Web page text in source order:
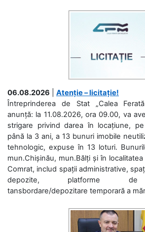
06.08.2026
Atenție – licitație!
Întreprinderea de Stat „Calea
anunță: la 11.08.2026, ora 09.00, va
strigare privind darea în locațiune,
până la 3 ani, a 13 bunuri imobile
tehnologic, expuse în 13 loturi.
mun.Chișinău, mun.Bălți și în
Comrat, includ spații administrative,
depozite, platforme de
tansbordare/depozitare temporară a